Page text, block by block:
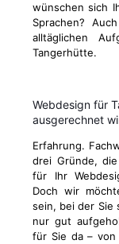
wünschen sich
Sprachen?
alltäglichen
Tangerhütte.
Webdesign für
ausgerechnet
Erfahrung.
drei Gründe,
für Ihr
Doch wir
sein, bei der Sie
nur gut
für Sie da –